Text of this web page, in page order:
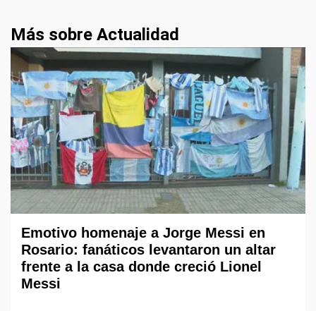
Más sobre Actualidad
Emotivo homenaje a Jorge Messi en
Rosario: fanáticos levantaron un altar
frente a la casa donde creció Lionel
Messi